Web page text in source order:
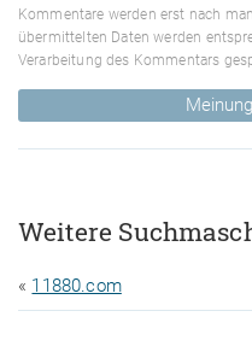
Kommentare werden erst nach
übermittelten Daten werden
Verarbeitung des Kommentars
Weitere
« 11880.com